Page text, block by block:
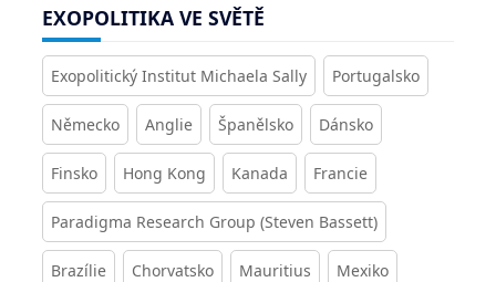
EXOPOLITIKA VE SVĚTĚ
Exopolitický Institut Michaela Sally Portugalsko
Německo Anglie Španělsko Dánsko
Finsko Hong Kong Kanada Francie
Paradigma Research Group (Steven Bassett)
Brazílie Chorvatsko Mauritius Mexiko